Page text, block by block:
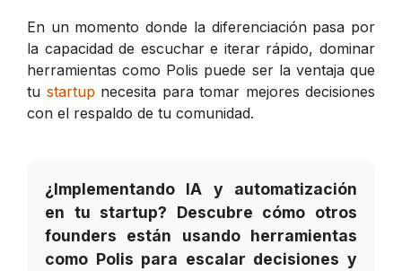
En un momento donde la diferenciación pasa por
la capacidad de escuchar e iterar rápido, dominar
herramientas como Polis puede ser la ventaja que
tu startup necesita para tomar mejores decisiones
con el respaldo de tu comunidad.
¿Implementando IA y automatización
en tu startup? Descubre cómo otros
founders están usando herramientas
como Polis para escalar decisiones y